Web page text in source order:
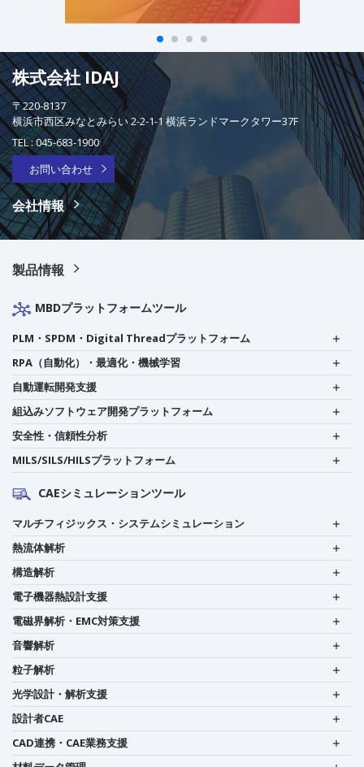
株式会社 IDAJ
〒220-8137
横浜市西区みなとみらい 2-2-1-1 横浜ランドマークタワー37F
TEL :045-683-1900
お問い合わせ
会社情報
製品情報
MBDプラットフォームツール
PLM・SPDM・Digital Threadプラットフォーム
RPA（自動化）・最適化・機械学習
自動運転開発支援
組込みソフトウェア開発プラットフォーム
安全性・信頼性分析
MILS/SILS/HILSプラットフォーム
CAEシミュレーションツール
マルチフィジックス・システムシミュレーション
熱流体解析
構造解析
電子機器熱設計支援
電磁界解析・EMC対策支援
音響解析
粒子解析
光学設計・解析支援
設計者CAE
CAD連携・CAE業務支援